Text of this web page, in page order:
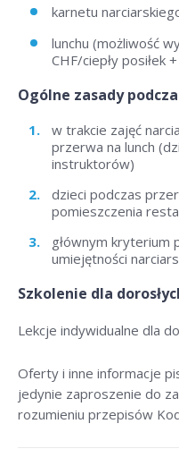
karnetu
lunchu (możliwość
CHF/ciepły posiłek
Ogólne zasady
w trakcie zajęć
przerwa na lunch
instruktorów)
dzieci podczas
pomieszczenia
głównym kryterium
umiejętności
Szkolenie dla
Lekcje indywidualne dla
Oferty i inne informacje
jedynie zaproszenie do
rozumieniu przepisów